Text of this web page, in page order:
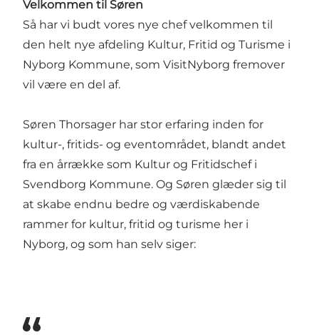
Velkommen til Søren
Så har vi budt vores nye chef velkommen til
den helt nye afdeling Kultur, Fritid og Turisme i
Nyborg Kommune, som VisitNyborg fremover
vil være en del af.
Søren Thorsager har stor erfaring inden for
kultur-, fritids- og eventområdet, blandt andet
fra en årrække som Kultur og Fritidschef i
Svendborg Kommune. Og Søren glæder sig til
at skabe endnu bedre og værdiskabende
rammer for kultur, fritid og turisme her i
Nyborg, og som han selv siger: